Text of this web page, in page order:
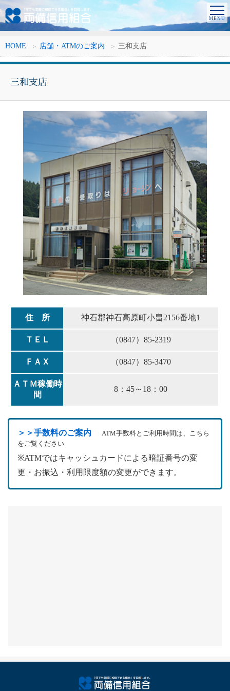
HOME 店舗・ATMのご案内 三和支店
三和支店
住 所 神石郡神石高原町小畠2156番地1
ＴＥＬ （0847）85-2319
ＦＡＸ （0847）85-3470
ＡＴＭ稼働時
間
8：45～18：00
＞＞手数料のご案内
ATM手数料とご利用時間は、こちら
をご覧ください
※ATMではキャッシュカードによる暗証番号の変
更・お振込・利用限度額の変更ができます。